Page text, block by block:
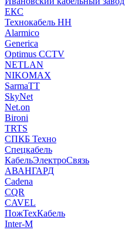
ЕКС
Технокабель НН
Alarmico
Generica
Optimus CCTV
NETLAN
NIKOMAX
SarmaTT
SkyNet
Net.on
Bironi
TRTS
СПКБ Техно
Спецкабель
КабельЭлектроСвязь
АВАНГАРД
Cadena
CQR
CAVEL
ПожТехКабель
Inter-M